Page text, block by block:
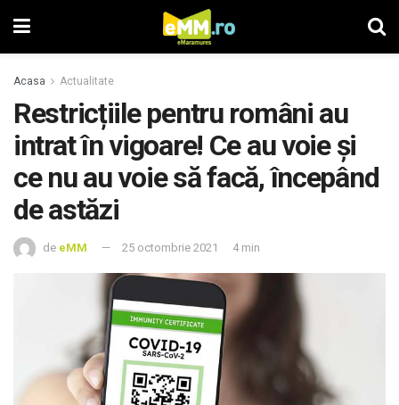
Acasa Actualitate
Restricțiile pentru români au
intrat în vigoare! Ce au voie și
ce nu au voie să facă, începând
de astăzi
de eMM 25 octombrie 2021 4 min